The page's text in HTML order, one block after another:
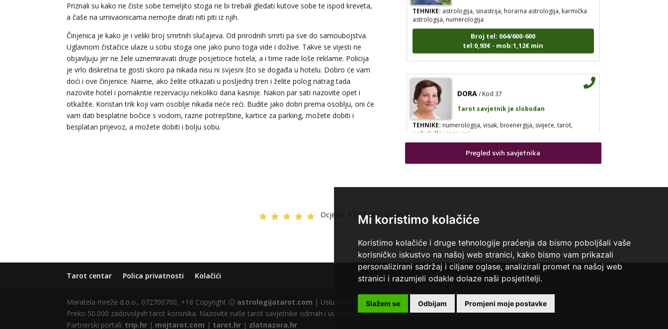
Mi koristimo kolačiće
Koristimo kolačiće i druge tehnologije praćenja da bismo poboljšali vaše
korisničko iskustvo na našoj web stranici, kako bismo vam prikazali
personalizirani sadržaj i ciljane oglase, analizirali promet na našoj web
stranici i razumjeli odakle dolaze naši posjetitelji.
Slažem se Odbijam Promjeni moje postavke
Priznali su kako ne čiste sobe temeljito stoga ne bi trebali gledati kutove sobe te ispod kreveta,
a čaše na umivaonicama nemojte dirati niti piti iz njih.
Činjenica je kako je i veliki broj smrtnih slučajeva. Od prirodnih smrti pa sve do samoubojstva.
Uglavnom čistačice ulaze u sobu stoga one jako puno toga vide i dožive. Takve se vijesti ne
objavljuju jer ne žele uznemiravati druge posjetioce hotela, a i time rade loše reklame. Policija
je vrlo diskretna te gosti skoro pa nikada nisu ni svjesni što se događa u hotelu. Dobro će vam
doći i ove činjenice. Naime, ako želite otkazati u posljednji tren i želite polog natrag tada
nazovite hotel i pomakntie rezervaciju nekoliko dana kasnije. Nakon par sati nazovite opet i
otkažite. Koristan trik koji vam osoblje nikada neće reći. Budite jako dobri prema osoblju, oni će
vam dati besplatne bočice s vodom, razne potrepštine, kartice za parking, možete dobiti i
besplatan prijevoz, a možete dobiti i bolju sobu.
TEHNIKE:astrologija, sinastrija, horarna astrologija, karmička
astrologija, numerologija
Broj tel: 064/600-600
tel:0,93€ - mob:1,12€ min
TEHNIKE:numerologija, visak, bioenergija, svijeće, tarot,
psihološki razgovori
Broj tel: 064/600-600
tel:0,93€ - mob:1,12€ min
Tarot savjetnik je slobodan
Broj tel: 064/600-600
tel:0,93€ - mob:1,12€ min
ALBA/ Kod 24
Pregled svih savjetnika
Ocjena: 4.7 / 5 (350 ocjena)
Tarot centar Polica privatnosti Kolačići
Maratela mreže d.o.o., 072700700, +18 Copyright Ⓒ astrologijatarot.com | Usluge smiju koristiti osobe starije od +18 godina.
Preko 50.000 zadovoljnih tarot korisnika. Nazovite naše tarot savjetnike odmah i uvjerite se u kvalitetu našeg tarot centra.
Partnerski portali: trip.hr | mojtarot.com | tarot.hr | zlatnazora.hr